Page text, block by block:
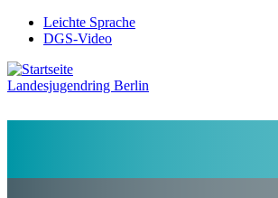
Direkt
zum
Preheader
Menü
Leichte Sprache
DGS-Video
Landesjugendring Berlin